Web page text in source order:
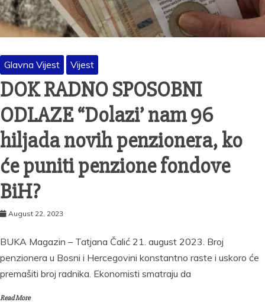
Glavna Vijest Vijest
DOK RADNO SPOSOBNI
ODLAZE “Dolazi’ nam 96
hiljada novih penzionera, ko
će puniti penzione fondove
BiH?
August 22, 2023
BUKA Magazin – Tatjana Čalić 21. august 2023. Broj
penzionera u Bosni i Hercegovini konstantno raste i uskoro će
premašiti broj radnika. Ekonomisti smatraju da
Read More